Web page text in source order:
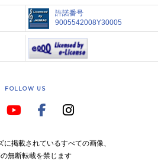
許諾番号
9005542008Y30005
FOLLOW US
に掲載されているすべての画像、
無断転載を禁じます